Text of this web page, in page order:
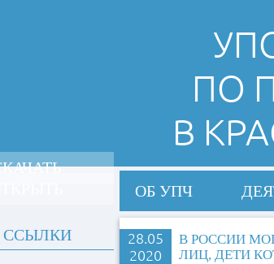
ПО
В
ОБ УПЧ
28.05
2020
В РОССИИ
ЛИЦ, ДЕТИ
ССЫЛКИ